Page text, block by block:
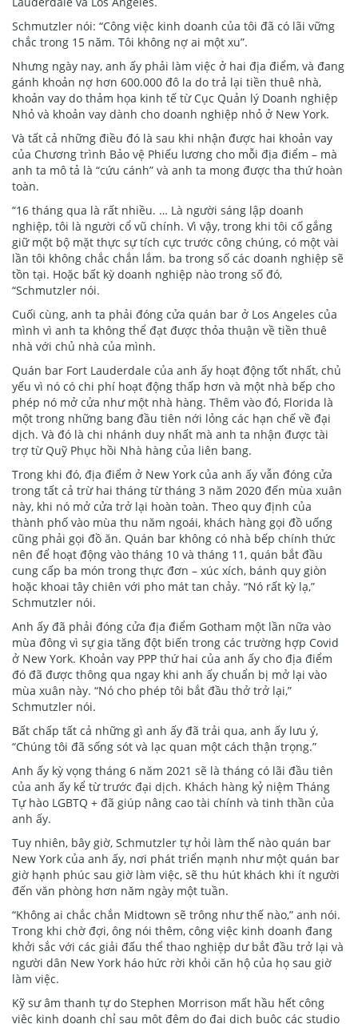
Schmutzler nói: “Công việc kinh doanh của tôi đã có lãi vững
chắc trong 15 năm. Tôi không nợ ai một xu”.
Nhưng ngày nay, anh ấy phải làm việc ở hai địa điểm, và đang
gánh khoản nợ hơn 600.000 đô la do trả lại tiền thuê nhà,
khoản vay do thảm họa kinh tế từ Cục Quản lý Doanh nghiệp
Nhỏ và khoản vay dành cho doanh nghiệp nhỏ ở New York.
Và tất cả những điều đó là sau khi nhận được hai khoản vay
của Chương trình Bảo vệ Phiếu lương cho mỗi địa điểm – mà
anh ta mô tả là “cứu cánh” và anh ta mong được tha thứ hoàn
toàn.
“16 tháng qua là rất nhiều. … Là người sáng lập doanh
nghiệp, tôi là người cổ vũ chính. Vì vậy, trong khi tôi cố gắng
giữ một bộ mặt thực sự tích cực trước công chúng, có một vài
lần tôi không chắc chắn lắm. ba trong số các doanh nghiệp sẽ
tồn tại. Hoặc bất kỳ doanh nghiệp nào trong số đó,
“Schmutzler nói.
Cuối cùng, anh ta phải đóng cửa quán bar ở Los Angeles của
mình vì anh ta không thể đạt được thỏa thuận về tiền thuê
nhà với chủ nhà của mình.
Quán bar Fort Lauderdale của anh ấy hoạt động tốt nhất, chủ
yếu vì nó có chi phí hoạt động thấp hơn và một nhà bếp cho
phép nó mở cửa như một nhà hàng. Thêm vào đó, Florida là
một trong những bang đầu tiên nới lỏng các hạn chế về đại
dịch. Và đó là chi nhánh duy nhất mà anh ta nhận được tài
trợ từ Quỹ Phục hồi Nhà hàng của liên bang.
Trong khi đó, địa điểm ở New York của anh ấy vẫn đóng cửa
trong tất cả trừ hai tháng từ tháng 3 năm 2020 đến mùa xuân
này, khi nó mở cửa trở lại hoàn toàn. Theo quy định của
thành phố vào mùa thu năm ngoái, khách hàng gọi đồ uống
cũng phải gọi đồ ăn. Quán bar không có nhà bếp chính thức
nên để hoạt động vào tháng 10 và tháng 11, quán bắt đầu
cung cấp ba món trong thực đơn – xúc xích, bánh quy giòn
hoặc khoai tây chiên với pho mát tan chảy. “Nó rất kỳ lạ,”
Schmutzler nói.
Anh ấy đã phải đóng cửa địa điểm Gotham một lần nữa vào
mùa đông vì sự gia tăng đột biến trong các trường hợp Covid
ở New York. Khoản vay PPP thứ hai của anh ấy cho địa điểm
đó đã được thông qua ngay khi anh ấy chuẩn bị mở lại vào
mùa xuân này. “Nó cho phép tôi bắt đầu thở trở lại,”
Schmutzler nói.
Bất chấp tất cả những gì anh ấy đã trải qua, anh ấy lưu ý,
“Chúng tôi đã sống sót và lạc quan một cách thận trọng.”
Anh ấy kỳ vọng tháng 6 năm 2021 sẽ là tháng có lãi đầu tiên
của anh ấy kể từ trước đại dịch. Khách hàng kỷ niệm Tháng
Tự hào LGBTQ + đã giúp nâng cao tài chính và tinh thần của
anh ấy.
Tuy nhiên, bây giờ, Schmutzler tự hỏi làm thế nào quán bar
New York của anh ấy, nơi phát triển mạnh như một quán bar
giờ hạnh phúc sau giờ làm việc, sẽ thu hút khách khi ít người
đến văn phòng hơn năm ngày một tuần.
“Không ai chắc chắn Midtown sẽ trông như thế nào,” anh nói.
Trong khi chờ đợi, ông nói thêm, công việc kinh doanh đang
khởi sắc với các giải đấu thể thao nghiệp dư bắt đầu trở lại và
người dân New York háo hức rời khỏi căn hộ của họ sau giờ
làm việc.
Kỹ sư âm thanh tự do Stephen Morrison mất hầu hết công
việc kinh doanh chỉ sau một đêm do đại dịch buộc các studio